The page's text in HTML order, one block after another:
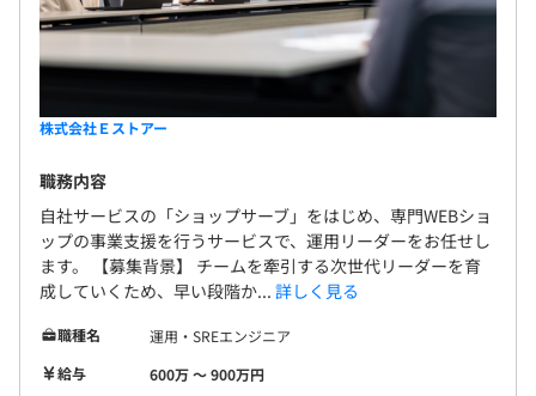
案件ごとに3~5名程度のチームで対応します。
株式会社Ｅストアー
職務内容
自社サービスの「ショップサーブ」をはじめ、専門WEBショ
ップの事業支援を行うサービスで、運用リーダーをお任せし
ます。 【募集背景】 チームを牽引する次世代リーダーを育
成していくため、早い段階か... 詳しく見る
職種名
運用・SREエンジニア
給与
600万 〜 900万円